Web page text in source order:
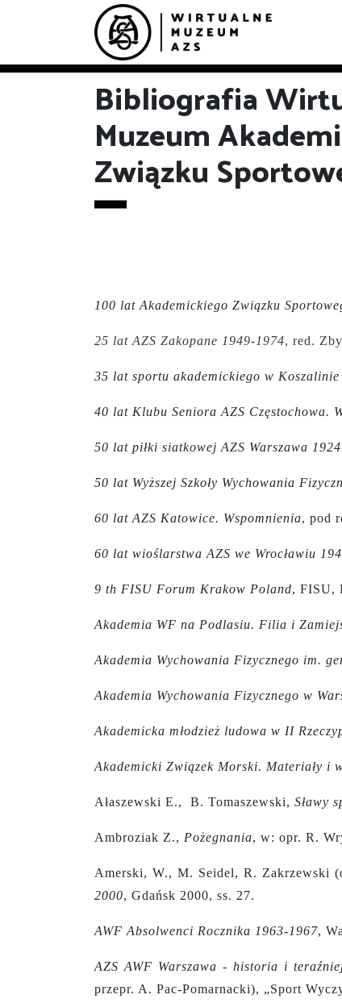
Bibliografia
Muzeum
Związku
100 lat Akademickiego Związku
25 lat AZS Zakopane 1949-1974, red.
35 lat sportu akademickiego w Koszalinie
40 lat Klubu Seniora AZS Częstochowa.
50 lat piłki siatkowej AZS Warszawa
50 lat Wyższej Szkoły Wychowania
60 lat AZS Katowice. Wspomnienia, pod
60 lat wioślarstwa AZS we Wrocławiu
9 th FISU Forum Krakow Poland, FISU,
Akademia WF na Podlasiu. Filia i
Akademia Wychowania Fizycznego im.
Akademia Wychowania Fizycznego w
Akademicka młodzież ludowa w II
Akademicki Związek Morski. Materiały i
Ałaszewski E., B. Tomaszewski, Sławy
Ambroziak Z., Pożegnania, w: opr. R.
Amerski, W., M. Seidel, R. Zakrzewski
2000, Gdańsk 2000, ss. 27.
AWF Absolwenci Rocznika 1963-1967,
AZS AWF Warszawa - historia i
przepr. A. Pac-Pomarnacki), „Sport